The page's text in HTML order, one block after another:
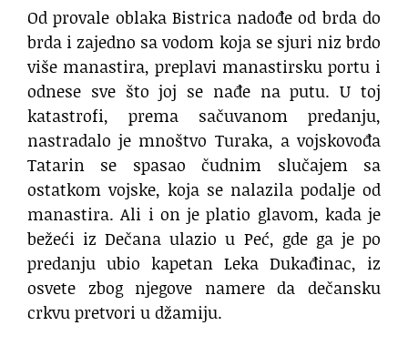
Od provale oblaka Bistrica nadođe od brda do
brda i zajedno sa vodom koja se sjuri niz brdo
više manastira, preplavi manastirsku portu i
odnese sve što joj se nađe na putu. U toj
katastrofi, prema sačuvanom predanju,
nastradalo je mnoštvo Turaka, a vojskovođa
Tatarin se spasao čudnim slučajem sa
ostatkom vojske, koja se nalazila podalje od
manastira. Ali i on je platio glavom, kada je
bežeći iz Dečana ulazio u Peć, gde ga je po
predanju ubio kapetan Leka Dukađinac, iz
osvete zbog njegove namere da dečansku
crkvu pretvori u džamiju.